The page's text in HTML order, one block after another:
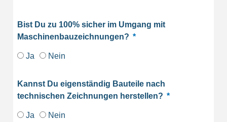
Bist Du zu 100% sicher im Umgang mit
Maschinenbauzeichnungen?
Ja Nein
Kannst Du eigenständig Bauteile nach
technischen Zeichnungen herstellen?
Ja Nein